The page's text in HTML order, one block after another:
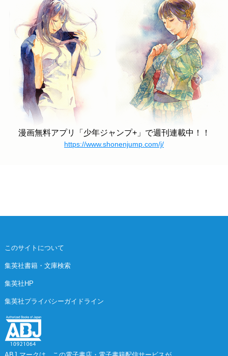
漫画無料アプリ「少年ジャンプ+」で週刊連載中！！
https://www.shonenjump.com/j/
このサイトについて
集英社書籍・文庫検索
集英社HP
集英社プライバシーガイドライン
ABJ マークは、この電子書店・電子書籍配信サービスが、